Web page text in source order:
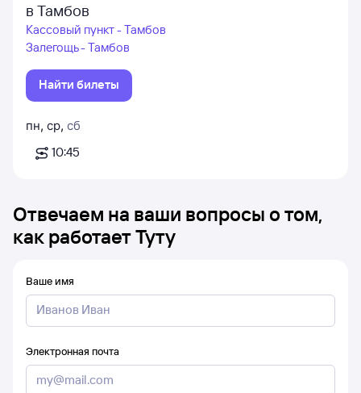
в Тамбов
Кассовый пункт - Тамбов
Залегощь - Тамбов
Найти билеты
пн, ср, сб
10:45
Отвечаем на ваши вопросы о том,
как работает Туту
Ваше имя
Электронная почта